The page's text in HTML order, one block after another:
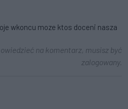
wkoncu moze ktos doceni nasza
na komentarz, musisz być
zalogowany.